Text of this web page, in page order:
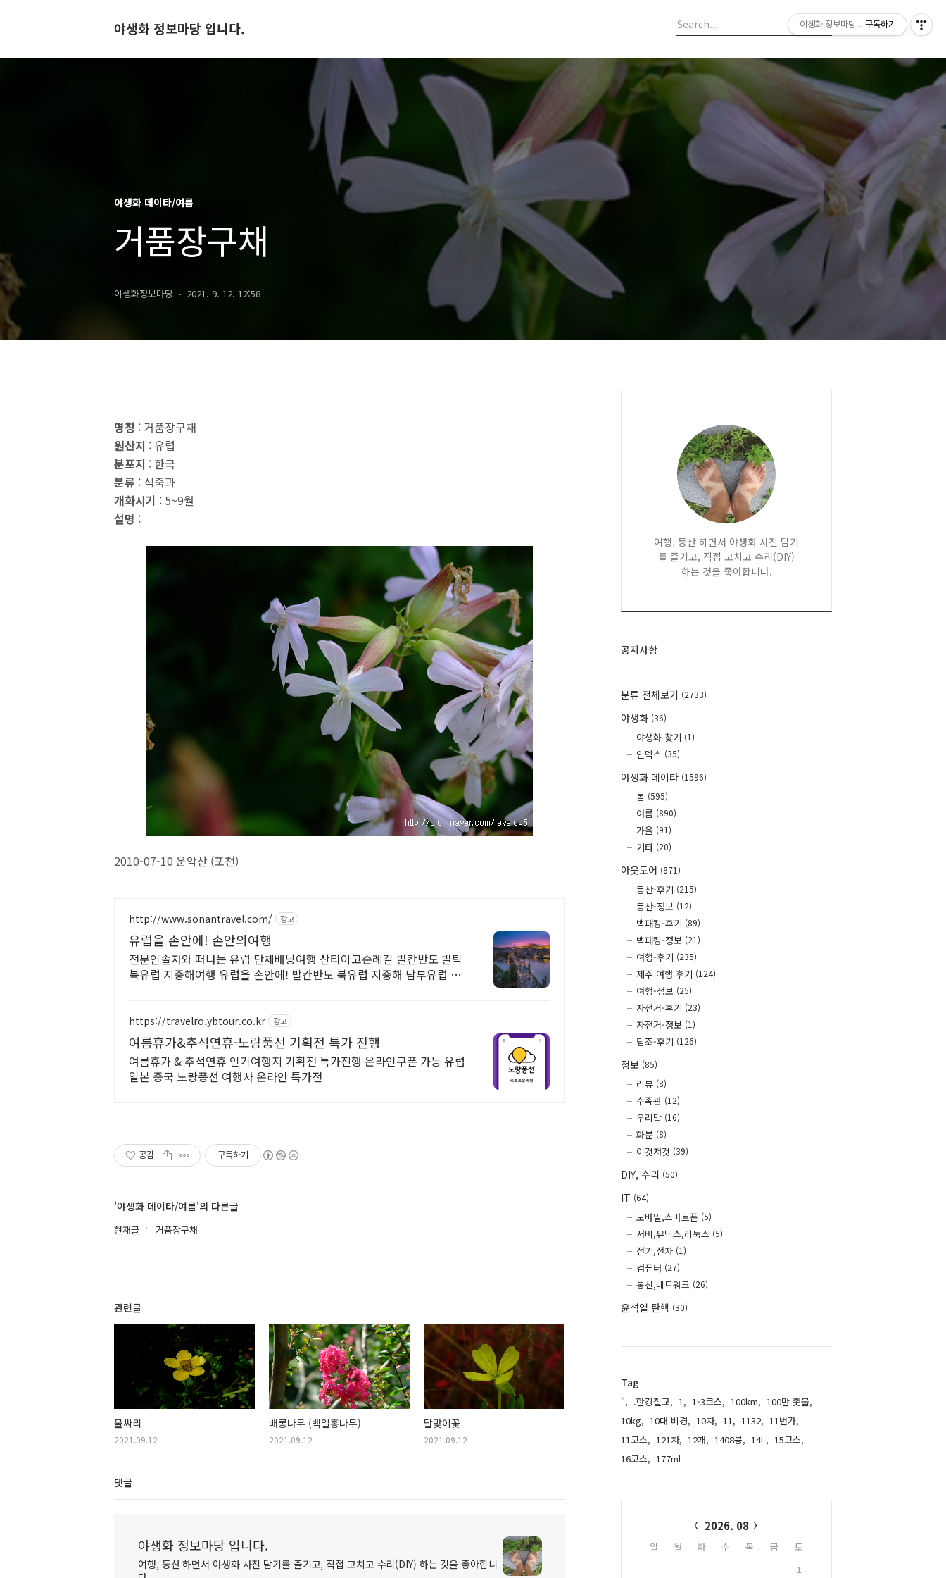
야생화 정보마당 입니다.
야생화 데이타/여름
거품장구채
야생화정보마당 2021. 9. 12. 12:58
명칭 : 거품장구채
원산지 : 유럽
분포지 : 한국
분류 : 석죽과
개화시기 : 5~9월
설명 :
2010-07-10 운악산 (포천)
http://www.sonantravel.com/ 광고
유럽을 손안에! 손안의여행
전문인솔자와 떠나는 유럽 단체배낭여행 산티아고순례길 발칸반도 발틱
북유럽 지중해여행 유럽을 손안에! 발칸반도 북유럽 지중해 남부유럽 동
https://travelro.ybtour.co.kr 광고
여름휴가&추석연휴-노랑풍선 기획전 특가 진행
여름휴가 & 추석연휴 인기여행지 기획전 특가진행 온라인쿠폰 가능 유럽
일본 중국 노랑풍선 여행사 온라인 특가전
공감 구독하기
'야생화 데이타/여름'의 다른글
현재글 거품장구채
관련글
물싸리
2021.09.12
배롱나무 (백일홍나무)
2021.09.12
달맞이꽃
2021.09.12
댓글
야생화 정보마당 입니다.
여행, 등산 하면서 야생화 사진 담기를 즐기고, 직접 고치고 수리(DIY) 하는 것을 좋아합니
여행, 등산 하면서 야생화 사진 담기
를 즐기고, 직접 고치고 수리(DIY)
하는 것을 좋아합니다.
공지사항
분류 전체보기 (2733)
야생화 (36)
야생화 찾기 (1)
인덱스 (35)
야생화 데이타 (1596)
봄 (595)
여름 (890)
가을 (91)
기타 (20)
아웃도어 (871)
등산-후기 (215)
등산-정보 (12)
백패킹-후기 (89)
백패킹-정보 (21)
여행-후기 (235)
제주 여행 후기 (124)
여행-정보 (25)
자전거-후기 (23)
자전거-정보 (1)
탐조-후기 (126)
정보 (85)
리뷰 (8)
수족관 (12)
우리말 (16)
화분 (8)
이것저것 (39)
DIY, 수리 (50)
IT (64)
모바일,스마트폰 (5)
서버,유닉스,리눅스 (5)
전기,전자 (1)
컴퓨터 (27)
통신,네트워크 (26)
윤석열 탄핵 (30)
Tag
", .한강철교, 1, 1-3코스, 100km, 100만 촛불,
10kg, 10대 비경, 10차, 11, 1132, 11번가,
11코스, 121차, 12개, 1408봉, 14L, 15코스,
16코스, 177ml,
2026. 08
일 월 화 수 목 금
토
1
야생화 정보마당 입니다.
구독하기